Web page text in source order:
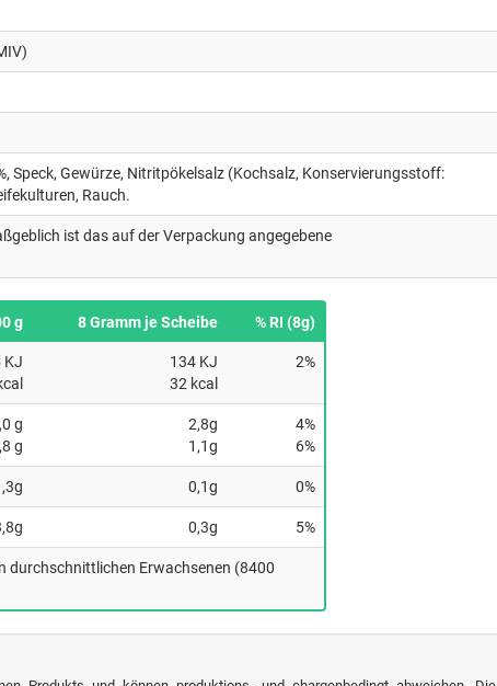
Speck, Gewürze, Nitritpökelsalz (Kochsalz, Konservierungsstoff:
Rauch.
ist das auf der Verpackung angegebene
g 8 Gramm je Scheibe % RI (8g)
KJ
134 KJ
32 kcal
2%
g
g
2,8g
1,1g
4%
6%
0,1g 0%
0,3g 5%
durchschnittlichen Erwachsenen (8400